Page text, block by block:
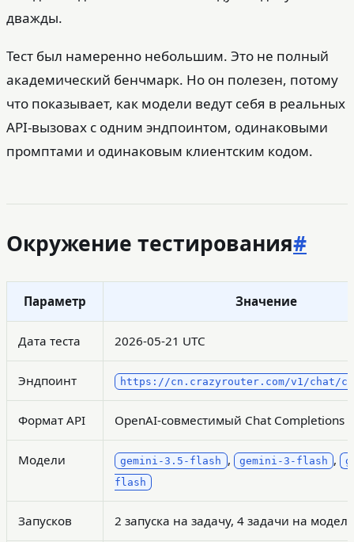
дважды.
Тест был намеренно небольшим. Это не полный
академический бенчмарк. Но он полезен, потому
что показывает, как модели ведут себя в реальных
API-вызовах с одним эндпоинтом, одинаковыми
промптами и одинаковым клиентским кодом.
Окружение тестирования#
Параметр Значение
Дата теста 2026-05-21 UTC
Эндпоинт https://cn.crazyrouter.com/v1/chat/
Формат API OpenAI-совместимый Chat Completions
Модели gemini-3.5-flash , gemini-3-flash ,
flash
Запусков 2 запуска на задачу, 4 задачи на